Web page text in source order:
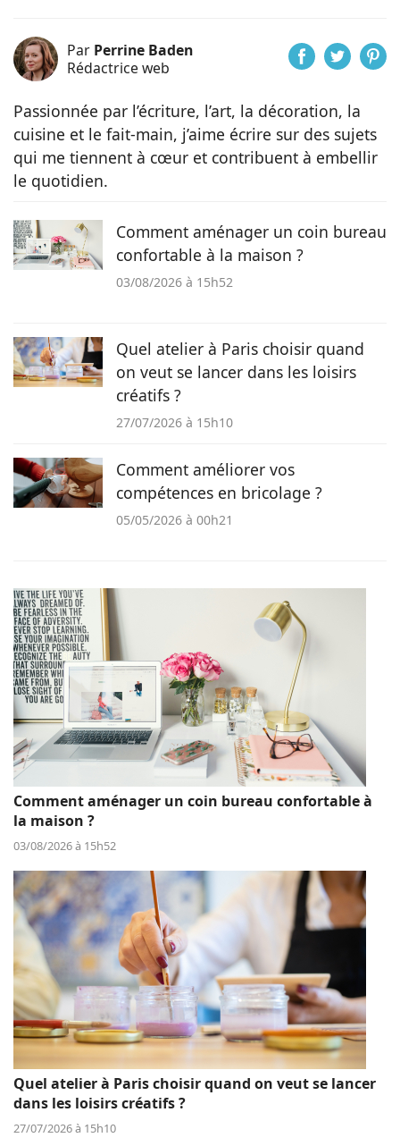
Par Perrine Baden
Rédactrice web
Passionnée par l’écriture, l’art, la décoration, la
cuisine et le fait-main, j’aime écrire sur des sujets
qui me tiennent à cœur et contribuent à embellir
le quotidien.
Comment aménager un coin bureau
confortable à la maison ?
03/08/2026 à 15h52
Quel atelier à Paris choisir quand
on veut se lancer dans les loisirs
créatifs ?
27/07/2026 à 15h10
Comment améliorer vos
compétences en bricolage ?
05/05/2026 à 00h21
Comment aménager un coin bureau confortable à
la maison ?
03/08/2026 à 15h52
Quel atelier à Paris choisir quand on veut se lancer
dans les loisirs créatifs ?
27/07/2026 à 15h10